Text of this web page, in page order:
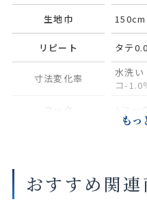
生地巾 150cm
リピート タテ
寸法変化率
水洗
コ-1.0
サイズや縫製仕様によって価格が
実際の色や素材感は店舗にてご
もっ
おすすめ関連